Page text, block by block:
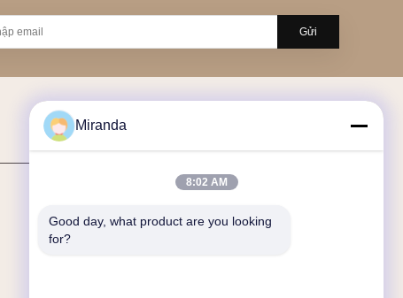
Gửi
Các trường hợp
Miranda
8:02 AM
Good day, what product are you looking
for?